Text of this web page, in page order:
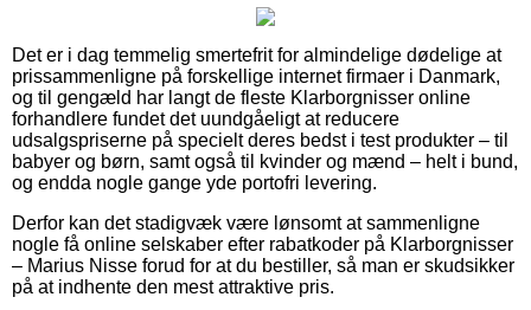
Det er i dag temmelig smertefrit for almindelige dødelige at
prissammenligne på forskellige internet firmaer i Danmark,
og til gengæld har langt de fleste Klarborgnisser online
forhandlere fundet det uundgåeligt at reducere
udsalgspriserne på specielt deres bedst i test produkter – til
babyer og børn, samt også til kvinder og mænd – helt i bund,
og endda nogle gange yde portofri levering.
Derfor kan det stadigvæk være lønsomt at sammenligne
nogle få online selskaber efter rabatkoder på Klarborgnisser
– Marius Nisse forud for at du bestiller, så man er skudsikker
på at indhente den mest attraktive pris.